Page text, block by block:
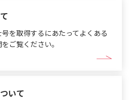
を取得するにあたってよくある
ご覧ください。
いて